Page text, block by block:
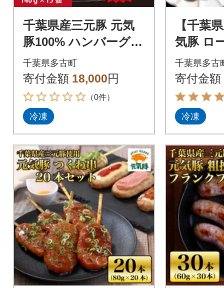
千葉県産三元豚 元気
豚100% ハンバーグ 1
40g×15個
千葉県多古町
寄付金額 18,000円
（0件）
冷凍
【千葉
気豚 ロ
セット
千葉県多古
寄付金額
冷凍